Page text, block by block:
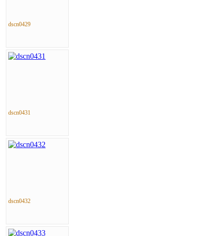
dscn0429
dscn0431
dscn0432